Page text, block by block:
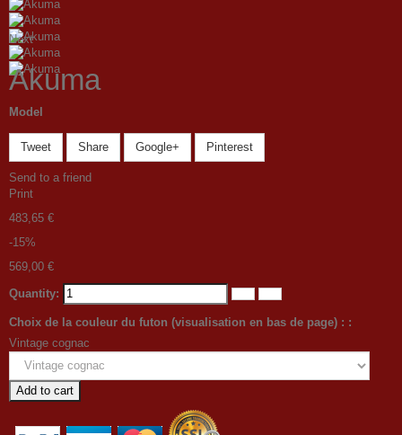
Next
Akuma
Model
Tweet Share Google+ Pinterest
Send to a friend
Print
483,65 €
-15%
569,00 €
Quantity:
Choix de la couleur du futon (visualisation en bas de page) : :
Vintage cognac
Add to cart